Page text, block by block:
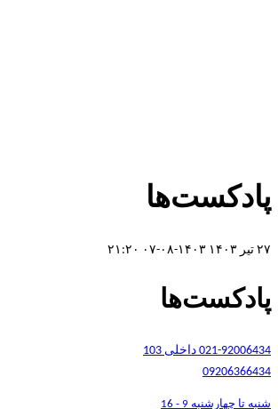
پادکست‌ها
۲۷ تیر ۱۴۰۳ ۱۴۰۳-۰۸-۰۷ ۲۱:۲۰
پادکست‌ها
021-92006434 داخلی 103
09206366434
شنبه تا چهارشنبه 9 - 16